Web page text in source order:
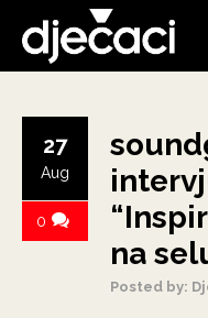
na
Posted by:
27
Aug
0